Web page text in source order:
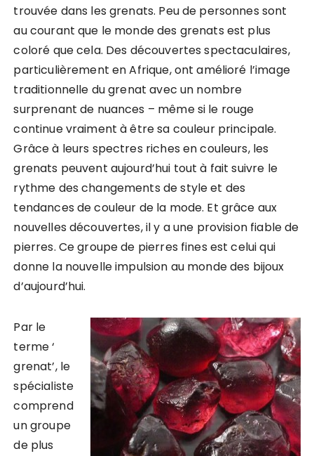
trouvée dans les grenats. Peu de personnes sont
au courant que le monde des grenats est plus
coloré que cela. Des découvertes spectaculaires,
particulièrement en Afrique, ont amélioré l’image
traditionnelle du grenat avec un nombre
surprenant de nuances – même si le rouge
continue vraiment à être sa couleur principale.
Grâce à leurs spectres riches en couleurs, les
grenats peuvent aujourd’hui tout à fait suivre le
rythme des changements de style et des
tendances de couleur de la mode. Et grâce aux
nouvelles découvertes, il y a une provision fiable de
pierres. Ce groupe de pierres fines est celui qui
donne la nouvelle impulsion au monde des bijoux
d’aujourd’hui.
Par le
terme ‘
grenat’, le
spécialiste
comprend
un groupe
de plus